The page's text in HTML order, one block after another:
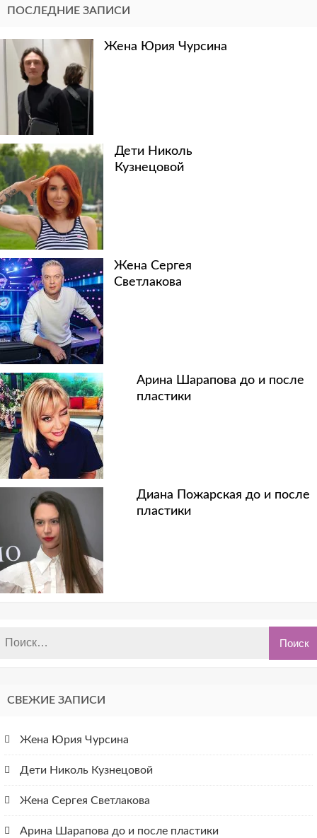
ПОСЛЕДНИЕ ЗАПИСИ
Жена Юрия Чурсина
Дети Николь
Кузнецовой
Жена Сергея
Светлакова
Арина Шарапова до и после
пластики
Диана Пожарская до и после
пластики
СВЕЖИЕ ЗАПИСИ
Жена Юрия Чурсина
Дети Николь Кузнецовой
Жена Сергея Светлакова
Арина Шарапова до и после пластики